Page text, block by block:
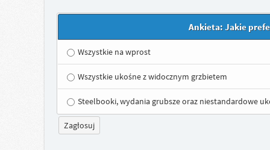
Ankieta: Jakie
Wszystkie na wprost
Wszystkie ukośne z widocznym grzbietem
Steelbooki, wydania grubsze oraz niestandardowe